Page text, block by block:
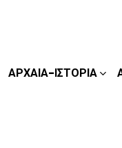
ΑΡΧΑΊΑ-ΙΣΤΟΡΊΑ